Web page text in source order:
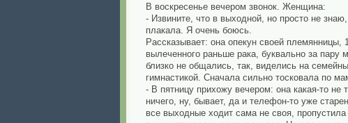
В воскресенье вечером звонок. Женщина:
- Извините, что в выходной, но просто не
плакала. Я очень боюсь.
Рассказывает: она опекун своей
вылеченного раньше рака, буквально за
близко не общались, так, виделись на
гимнастикой. Сначала сильно тосковала по
- В пятницу прихожу вечером: она какая-то не
ничего, ну, бывает, да и телефон-то уже
все выходные ходит сама не своя,